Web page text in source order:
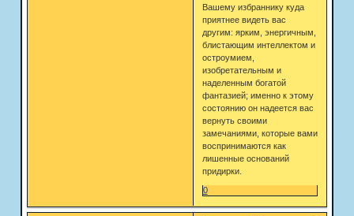
Вашему избраннику куда
приятнее видеть вас
другим: ярким, энергичным,
блистающим интеллектом и
остроумием,
изобретательным и
наделенным богатой
фантазией; именно к этому
состоянию он надеется вас
вернуть своими
замечаниями, которые вами
воспринимаются как
лишенные оснований
придирки.
0